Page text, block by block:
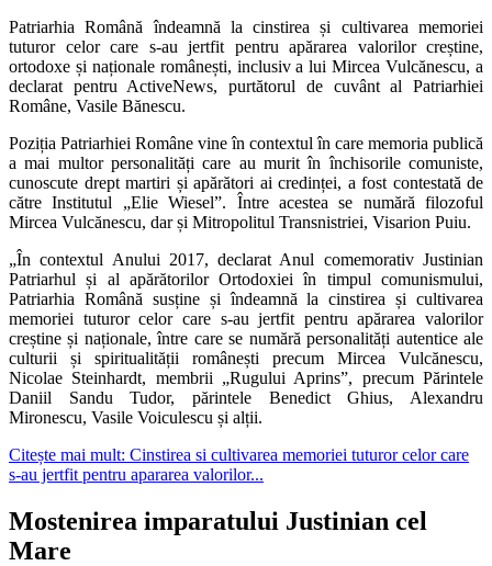
Patriarhia Română îndeamnă la cinstirea și cultivarea memoriei
tuturor celor care s-au jertfit pentru apărarea valorilor creștine,
ortodoxe și naționale românești, inclusiv a lui Mircea Vulcănescu, a
declarat pentru ActiveNews, purtătorul de cuvânt al Patriarhiei
Române, Vasile Bănescu.
Poziția Patriarhiei Române vine în contextul în care memoria publică
a mai multor personalități care au murit în închisorile comuniste,
cunoscute drept martiri și apărători ai credinței, a fost contestată de
către Institutul „Elie Wiesel”. Între acestea se numără filozoful
Mircea Vulcănescu, dar și Mitropolitul Transnistriei, Visarion Puiu.
„În contextul Anului 2017, declarat Anul comemorativ Justinian
Patriarhul și al apărătorilor Ortodoxiei în timpul comunismului,
Patriarhia Română susține și îndeamnă la cinstirea și cultivarea
memoriei tuturor celor care s-au jertfit pentru apărarea valorilor
creștine și naționale, între care se numără personalități autentice ale
culturii și spiritualității românești precum Mircea Vulcănescu,
Nicolae Steinhardt, membrii „Rugului Aprins”, precum Părintele
Daniil Sandu Tudor, părintele Benedict Ghius, Alexandru
Mironescu, Vasile Voiculescu și alții.
Citește mai mult: Cinstirea si cultivarea memoriei tuturor celor care
s-au jertfit pentru apararea valorilor...
Mostenirea imparatului Justinian cel
Mare